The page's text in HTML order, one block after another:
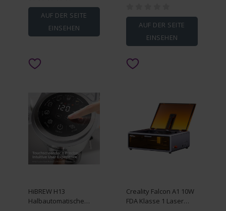
AUF DER SEITE
EINSEHEN
AUF DER SEITE
EINSEHEN
HiBREW H13
Halbautomatische
Creality Falcon A1 10W
FDA Klasse 1 Laser